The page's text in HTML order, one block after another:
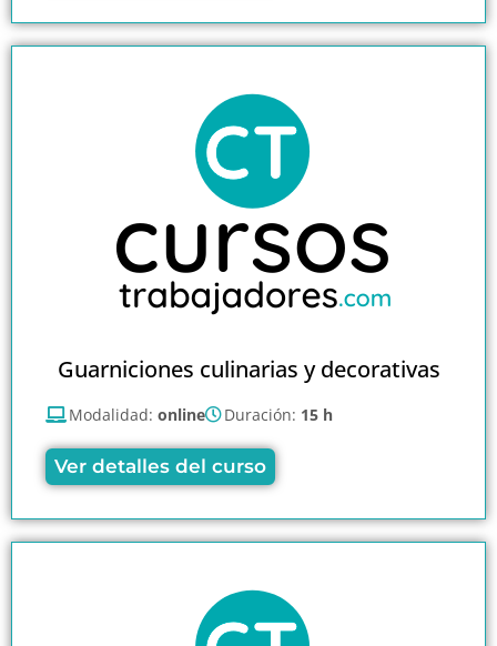
Guarniciones culinarias y decorativas
Modalidad: online Duración: 15 h
Ver detalles del curso